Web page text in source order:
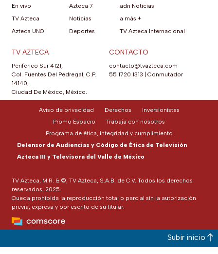
En vivo
TV Azteca
Azteca UNO
Azteca 7
Noticias
Deportes
adn Noticias
a más +
TV Azteca Internacional
TV AZTECA
Periférico Sur 4121,
Col. Fuentes Del Pedregal, C.P.
14140,
Ciudad De México, México.
CONTACTO
contacto@tvazteca.com
55 1720 1313
Conmutador
TV Azteca, M.R. & ©, TV Azteca, S.A.B. de C.V. Todos los derechos
reservados, 2025.
Queda prohibida la reproducción total o parcial sin la autorización
previa, expresa y por escrito de su titular.
Aviso de privacidad Derechos
Inversionistas
Promo Espacio
Trabaja con nosotros
Programa de ética, integridad y cumplimiento
Defensor de Audiencias y Código de Ética de Televisión
Azteca III y Televisora del Valle de México
Subir inicio